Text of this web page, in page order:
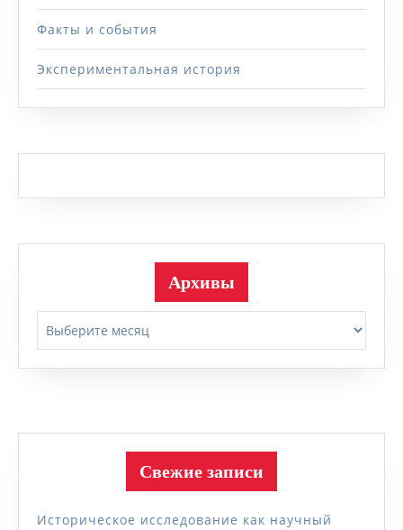
Факты и события
Экспериментальная история
Архивы
Свежие записи
Историческое исследование как научный